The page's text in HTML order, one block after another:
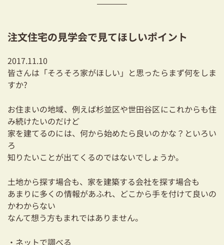
二世帯住宅をお考えの方
リフォーム・リノベーションをお考えの方
必見！土地からお探しの方へ
資金計画についてのご相談
ショールーム
注文住宅の見学会で見てほしいポイント
2017.11.10
皆さんは「そろそろ家がほしい」と思ったらまず何をしま
すか?
お住まいの地域、例えば杉並区や世田谷区にこれからも住
み続けたいのだけど
家を建てるのには、何から始めたら良いのかな？といろい
ろ
知りたいことが出てくるのではないでしょうか。
土地から探す場合も、家を建築する会社を探す場合も
あまりに多くの情報があふれ、どこから手を付けて良いの
かわからない
なんて想う方もまれではありません。
・ネットで調べる